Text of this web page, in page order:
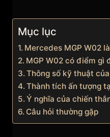
Mục lục
Mercedes MGP W02
MGP W02 có điểm gì
Thông số kỹ thuật
Thành tích ấn tượng
Ý nghĩa của chiến
Câu hỏi thường gặp